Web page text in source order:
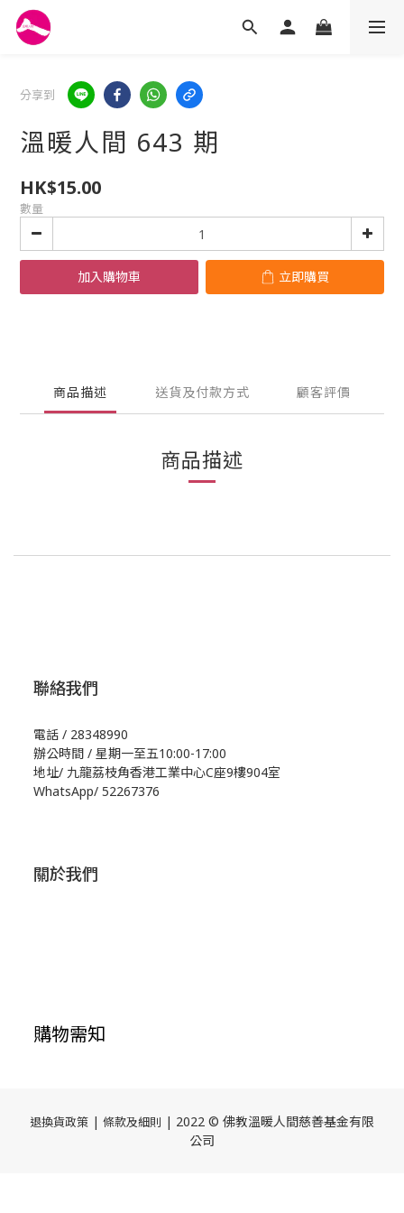
分享到
溫暖人間 643 期
HK$15.00
數量
加入購物車 立即購買
商品描述 送貨及付款方式 顧客評價
商品描述
聯絡我們
電話 / 28348990
辦公時間 / 星期一至五10:00-17:00
地址/ 九龍荔枝角香港工業中心C座9樓904室
WhatsApp/ 52267376
關於我們
購物需知
退換貨政策 | 條款及細則 | 2022 © 佛教溫暖人間慈善基金有限
公司